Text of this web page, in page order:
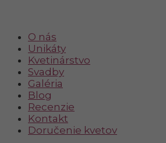
O nás
Unikáty
Kvetinárstvo
Svadby
Galéria
Blog
Recenzie
Kontakt
Doručenie kvetov